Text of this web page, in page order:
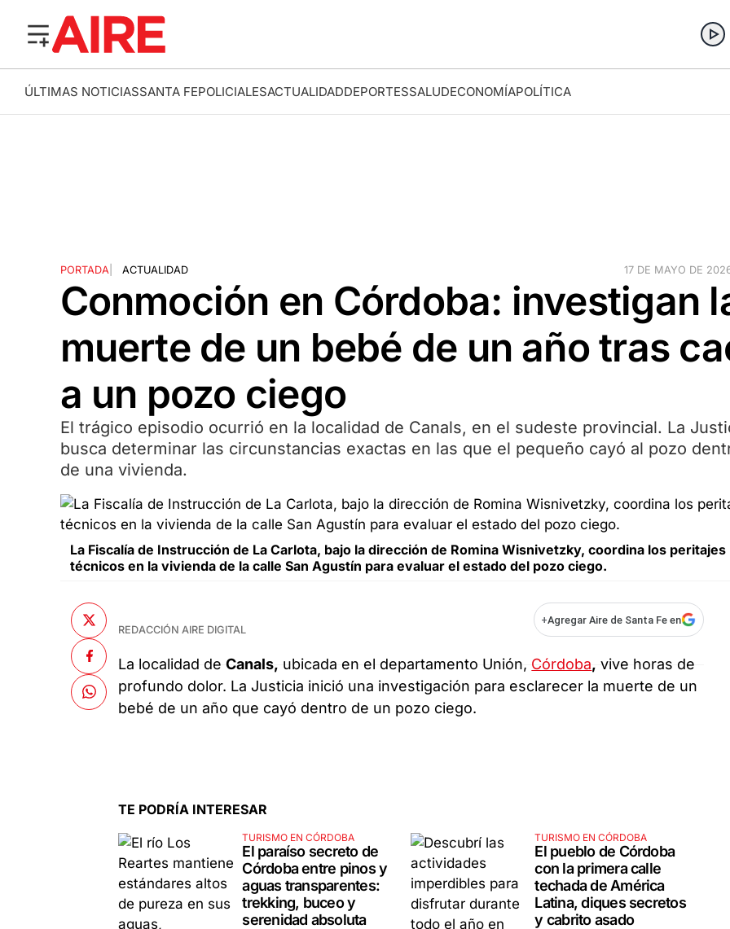
ÚLTIMAS NOTICIASSANTA FEPOLICIALESACTUALIDADDEPORTESSALUDECONOMÍAPOLÍTICA
PORTADA| ACTUALIDAD 17 DE MAYO DE 2026
Conmoción en Córdoba: investigan
muerte de un bebé de un año tras
a un pozo ciego
El trágico episodio ocurrió en la localidad de Canals, en el sudeste provincial. La
busca determinar las circunstancias exactas en las que el pequeño cayó al pozo
de una vivienda.
La Fiscalía de Instrucción de La Carlota, bajo la dirección de Romina Wisnivetzky, coordina los peritajes
técnicos en la vivienda de la calle San Agustín para evaluar el estado del pozo ciego.
REDACCIÓN AIRE DIGITAL
+Agregar Aire de Santa Fe en
La localidad deCanals, ubicada en el departamento Unión, Córdoba, vive horas de
profundo dolor. La Justicia inició una investigación para esclarecer la muerte de un
bebé de un año que cayó dentro de un pozo ciego.
TE PODRÍA INTERESAR
TURISMO EN CÓRDOBA
El paraíso secreto de
Córdoba entre pinos y
aguas transparentes:
trekking, buceo y
serenidad absoluta
TURISMO EN CÓRDOBA
El pueblo de Córdoba
con la primera calle
techada de América
Latina, diques secretos
y cabrito asado